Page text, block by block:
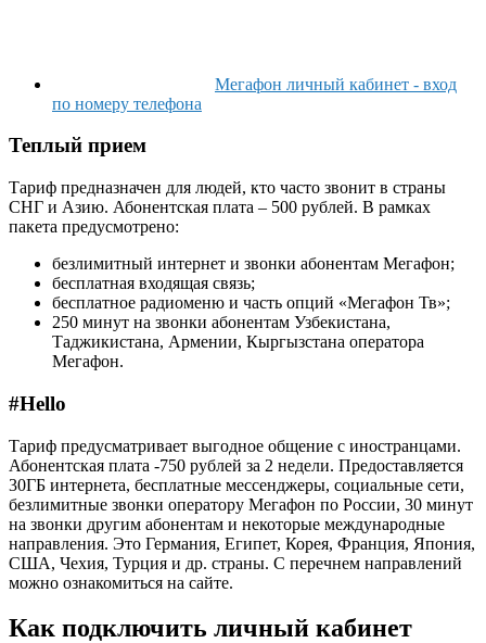
Мегафон личный кабинет - вход
по номеру телефона
Теплый прием
Тариф предназначен для людей, кто часто звонит в страны
СНГ и Азию. Абонентская плата – 500 рублей. В рамках
пакета предусмотрено:
безлимитный интернет и звонки абонентам Мегафон;
бесплатная входящая связь;
бесплатное радиоменю и часть опций «Мегафон Тв»;
250 минут на звонки абонентам Узбекистана,
Таджикистана, Армении, Кыргызстана оператора
Мегафон.
#Hello
Тариф предусматривает выгодное общение с иностранцами.
Абонентская плата -750 рублей за 2 недели. Предоставляется
30ГБ интернета, бесплатные мессенджеры, социальные сети,
безлимитные звонки оператору Мегафон по России, 30 минут
на звонки другим абонентам и некоторые международные
направления. Это Германия, Египет, Корея, Франция, Япония,
США, Чехия, Турция и др. страны. С перечнем направлений
можно ознакомиться на сайте.
Как подключить личный кабинет